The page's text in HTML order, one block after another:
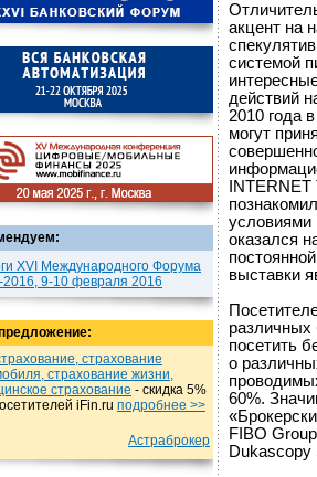
XVI Международного Форума
2016, 9-10 февраля 2016
страхование
страхование жизни,
страхование - cкидка 5%
iFin.ru подробнеe >>
Астраброкер
акцент на
системой
действий
2010 года
могут
условиями
оказался
выставки
различных
посетить
о
60%.
FIBO
Dukascopy